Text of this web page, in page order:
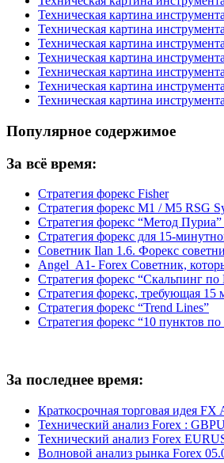
Техническая картина
Техническая картина
Техническая картина
Техническая картина
Техническая картина
Техническая картина
Техническая картина
Популярное содержимое
За всё время:
Стратегия форекс Fisher
Стратегия форекс M1 / M5 RSG
Стратегия форекс “Метод
Стратегия форекс для 15-
Советник Ilan 1.6. Форекс
Angel_A1- Forex Советник,
Стратегия форекс “Скальпинг
Стратегия форекс, требующая 15
Стратегия форекс “Trend Lines”
Стратегия форекс “10 пунктов
За последнее время:
Краткосрочная торговая идея
Технический анализ Forex :
Технический анализ Forex
Волновой анализ рынка Forex